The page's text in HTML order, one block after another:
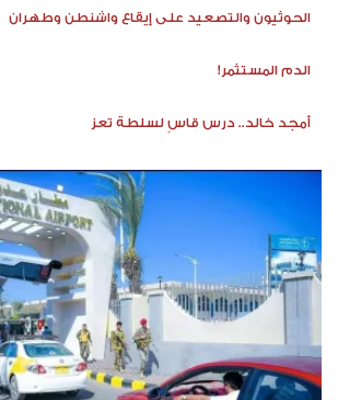
الحوثيون والتصعيد على إيقاع واشنطن وطهران
الدم المستثمر!
أمجد خالد.. درس قاسٍ لسلطة تعز